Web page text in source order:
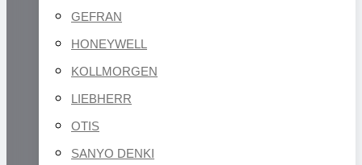
GEFRAN
HONEYWELL
KOLLMORGEN
LIEBHERR
OTIS
SANYO DENKI